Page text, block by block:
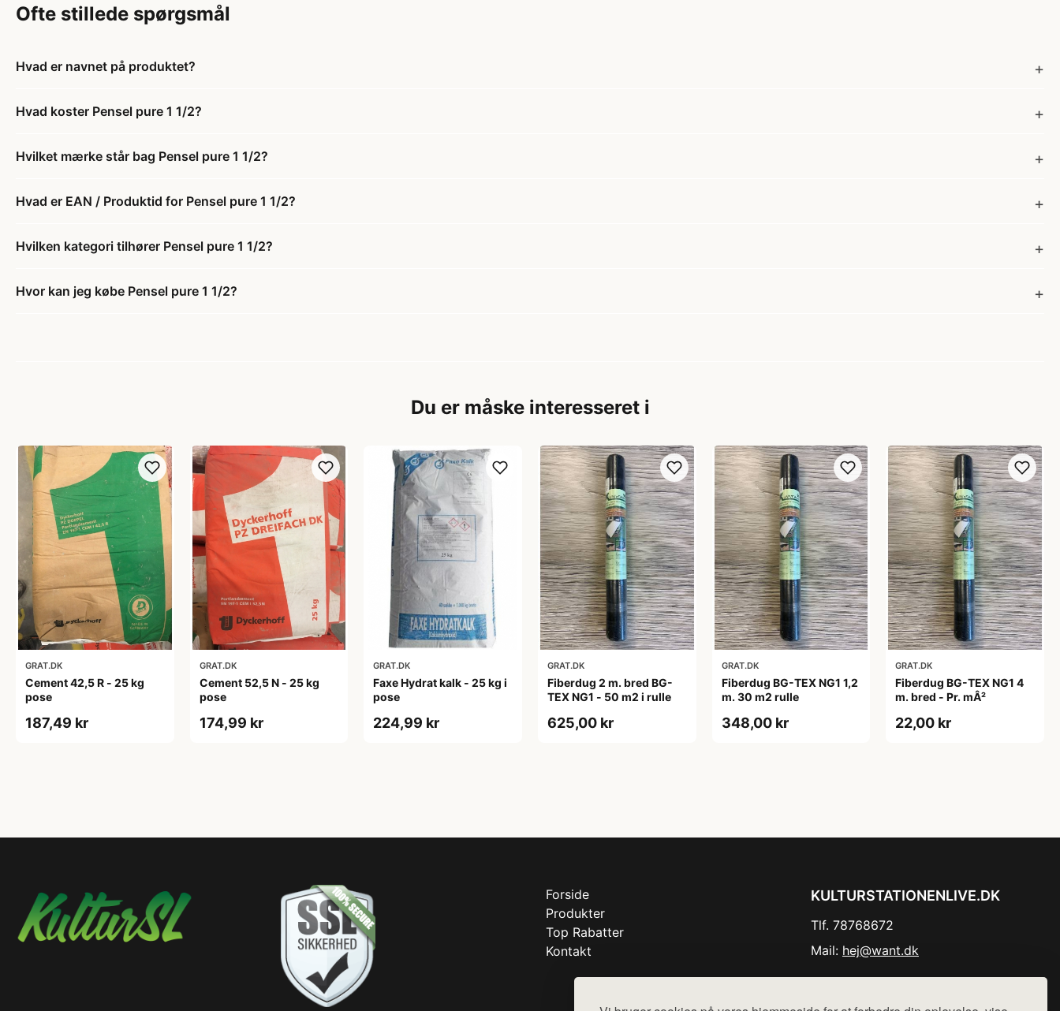
Ofte stillede spørgsmål
Hvad er navnet på produktet?
Hvad koster Pensel pure 1 1/2?
Hvilket mærke står bag Pensel pure 1 1/2?
Hvad er EAN / Produktid for Pensel pure 1 1/2?
Hvilken kategori tilhører Pensel pure 1 1/2?
Hvor kan jeg købe Pensel pure 1 1/2?
Du er måske interesseret i
GRAT.DK
Cement 42,5 R - 25 kg
pose
187,49 kr
GRAT.DK
Cement 52,5 N - 25 kg
pose
174,99 kr
GRAT.DK
Faxe Hydrat kalk - 25 kg i
pose
224,99 kr
GRAT.DK
Fiberdug 2 m. bred BG-
TEX NG1 - 50 m2 i rulle
625,00 kr
GRAT.DK
Fiberdug BG-TEX NG1 1,2
m. 30 m2 rulle
348,00 kr
GRAT.DK
Fiberdug BG-TEX NG1 4
m. bred - Pr. mÂ²
22,00 kr
Forside
Produkter
Top Rabatter
Kontakt
KULTURSTATIONENLIVE.DK
Tlf. 78768672
Mail: hej@want.dk